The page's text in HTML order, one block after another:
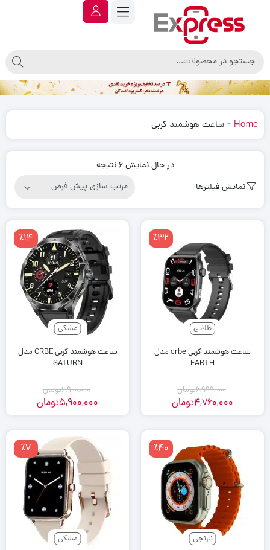
Home
- ساعت هوشمند کربی
در حال نمایش 6 نتیجه
نمایش فیلترها
طلایی
٪32
ساعت هوشمند کربی crbe مدل
EARTH
6,999,000تومان
4,760,000تومان
مشکی
٪14
ساعت هوشمند کربی CRBE مدل
SATURN
6,900,000تومان
5,900,000تومان
نارنجی
٪40
مشکی
٪7